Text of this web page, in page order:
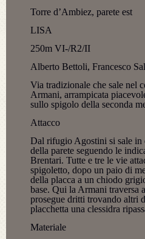
Torre d’Ambiez, parete est
LISA
250m VI-/R2/II
Alberto Bettoli, Francesco
Via tradizionale che sale nel
Armani, arrampicata
sullo spigolo della seconda
Attacco
Dal rifugio Agostini si sale in
della parete seguendo le
Brentari. Tutte e tre le vie
spigoletto, dopo un paio di
della placca a un chiodo
base. Qui la Armani traversa
prosegue dritti trovando altri
placchetta una clessidra
Materiale